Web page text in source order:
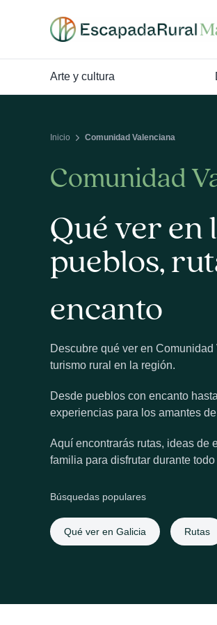
Arte y cultura
Inicio Comunidad Valenciana
Comunidad
Qué ver en
pueblos,
encanto
Descubre qué ver en
turismo rural en la región.
Desde pueblos con encanto
experiencias para los amantes
Aquí encontrarás rutas, ideas de
familia para disfrutar durante todo
Búsquedas populares
Qué ver en Galicia Rutas